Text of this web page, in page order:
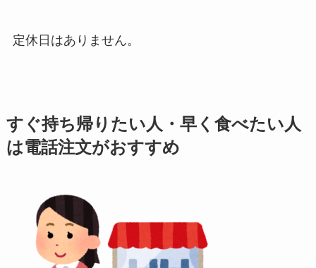
定休日はありません。
すぐ持ち帰りたい人・早く食べたい人
は電話注文がおすすめ